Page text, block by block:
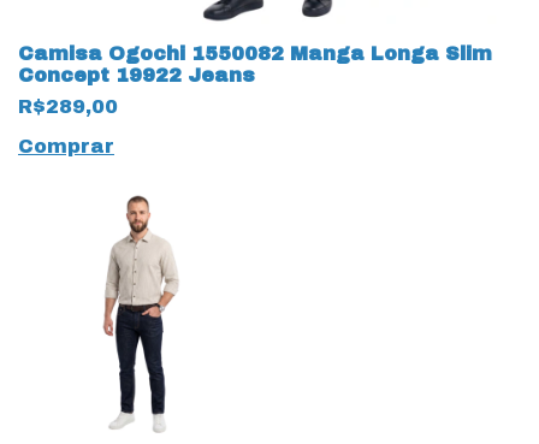
Camisa Ogochi 1550082 Manga Longa Slim
Concept 19922 Jeans
R$289,00
Comprar